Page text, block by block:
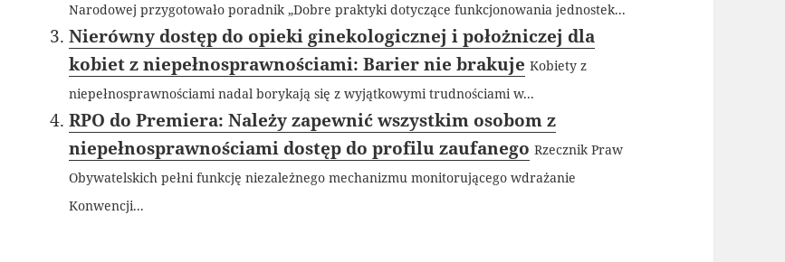
Narodowej przygotowało poradnik „Dobre praktyki dotyczące funkcjonowania jednostek...
Nierówny dostęp do opieki ginekologicznej i położniczej dla
kobiet z niepełnosprawnościami: Barier nie brakuje Kobiety z
niepełnosprawnościami nadal borykają się z wyjątkowymi trudnościami w...
RPO do Premiera: Należy zapewnić wszystkim osobom z
niepełnosprawnościami dostęp do profilu zaufanego Rzecznik Praw
Obywatelskich pełni funkcję niezależnego mechanizmu monitorującego wdrażanie
Konwencji...